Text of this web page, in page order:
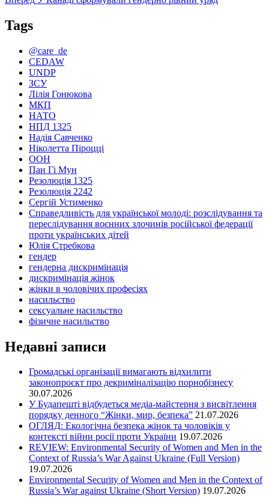
Tags
@care_de
CEDAW
UNDP
ЗСУ
Лілія Гонюкова
МКП
НАТО
НПД 1325
Надія Савченко
Ніколетта Піроцці
ООН
Пан Гі Мун
Резолюція 1325
Резолюція 2242
Сергій Устименко
Справедливість для української молоді: розслідування та
переслідування воєнних злочинів російської федерації
проти українських дітей
Юлія Стребкова
гендер
гендерна дискримінація
дискримінація жінок
жінки в чоловічих професіях
насильство
сексуальне насильство
фізичне насильство
Недавні записи
Громадські організації вимагають відхилити
законопроєкт про декриміналізацію порнобізнесу
30.07.2026
У Будапешті відбудеться медіа-майстерня з висвітлення
порядку денного “Жінки, мир, безпека” 21.07.2026
ОГЛЯД: Екологічна безпека жінок та чоловіків у
контексті війни росії проти України 19.07.2026
REVIEW: Environmental Security of Women and Men in the
Context of Russia’s War Against Ukraine (Full Version)
19.07.2026
Environmental Security of Women and Men in the Context of
Russia’s War against Ukraine (Short Version) 19.07.2026